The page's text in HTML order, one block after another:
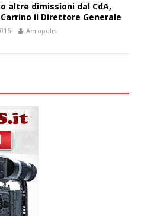
altre dimissioni dal CdA,
il Direttore Generale
Aeropolis